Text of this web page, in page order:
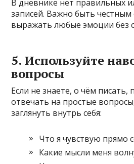
В дневнике нет правильных
записей. Важно быть честным
выражать любые эмоции без
5. Используйте
вопросы
Если не знаете, о чём писать,
отвечать на простые
заглянуть внутрь себя:
Что я чувствую прямо
Какие мысли меня